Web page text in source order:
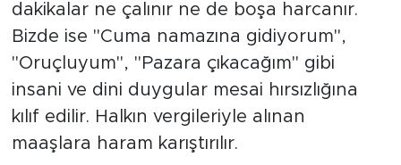
dakikalar ne çalınır ne de boşa harcanır.
Bizde ise "Cuma namazına gidiyorum",
"Oruçluyum", "Pazara çıkacağım" gibi
insani ve dini duygular mesai hırsızlığına
kılıf edilir. Halkın vergileriyle alınan
maaşlara haram karıştırılır.